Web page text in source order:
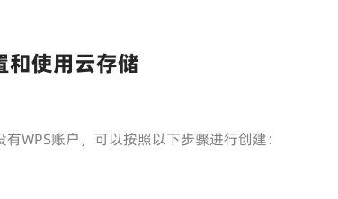
使用云存储
WPS账户，可以按照以下步骤进行创建：